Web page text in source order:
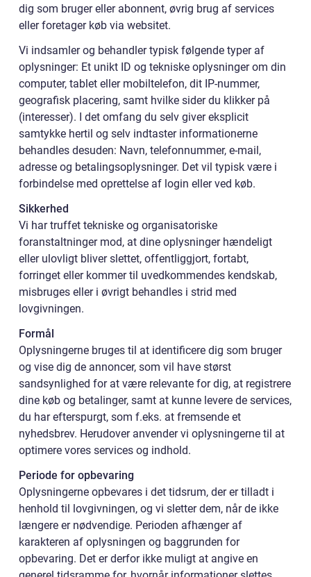
dig som bruger eller abonnent, øvrig brug af services
eller foretager køb via websitet.
Vi indsamler og behandler typisk følgende typer af
oplysninger: Et unikt ID og tekniske oplysninger om din
computer, tablet eller mobiltelefon, dit IP-nummer,
geografisk placering, samt hvilke sider du klikker på
(interesser). I det omfang du selv giver eksplicit
samtykke hertil og selv indtaster informationerne
behandles desuden: Navn, telefonnummer, e-mail,
adresse og betalingsoplysninger. Det vil typisk være i
forbindelse med oprettelse af login eller ved køb.
Sikkerhed
Vi har truffet tekniske og organisatoriske
foranstaltninger mod, at dine oplysninger hændeligt
eller ulovligt bliver slettet, offentliggjort, fortabt,
forringet eller kommer til uvedkommendes kendskab,
misbruges eller i øvrigt behandles i strid med
lovgivningen.
Formål
Oplysningerne bruges til at identificere dig som bruger
og vise dig de annoncer, som vil have størst
sandsynlighed for at være relevante for dig, at registrere
dine køb og betalinger, samt at kunne levere de services,
du har efterspurgt, som f.eks. at fremsende et
nyhedsbrev. Herudover anvender vi oplysningerne til at
optimere vores services og indhold.
Periode for opbevaring
Oplysningerne opbevares i det tidsrum, der er tilladt i
henhold til lovgivningen, og vi sletter dem, når de ikke
længere er nødvendige. Perioden afhænger af
karakteren af oplysningen og baggrunden for
opbevaring. Det er derfor ikke muligt at angive en